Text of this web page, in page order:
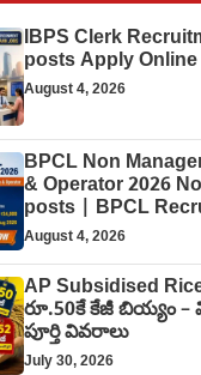
IBPS Clerk
posts Apply Online
August 4, 2026
BPCL Non
& Operator 2026
posts | BPCL
August 4, 2026
AP Subsidised
రూ.50కే కేజీ బియ్యం –
పూర్తి వివరాలు
July 30, 2026